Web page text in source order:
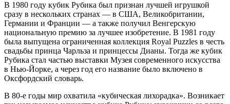
В 1980 году кубик Рубика был признан лучшей игрушкой
сразу в нескольких странах — в США, Великобритании,
Германии и Франции — а также получил Венгерскую
национальную премию за лучшее изобретение. В 1981 году
была выпущена ограниченная коллекция Royal Puzzles в честь
свадьбы принца Чарльза и принцессы Дианы. Тогда же кубик
Рубика стал частью выставки Музея современного искусства
в Нью-Йорке, а через год его название было включено в
Оксфордский словарь.
В 80-е годы мир охватила «кубическая лихорадка». Возникает